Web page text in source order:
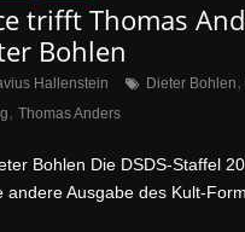
trifft Thomas
Bohlen
Hallenstein Dieter Bohlen,
, Thomas Anders
Bohlen Die DSDS-Staffel
andere Ausgabe des Kult-